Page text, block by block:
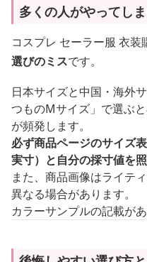
多くの人がやってし
コスプレ セーラー服 衣装
選びのミスです。
日本サイズと中国・海外
つものMサイズ」で選ぶ
が頻発します。
必ず商品ページのサイズ
実寸）と自分の採寸値を
また、商品画像はライテ
異なる場合があります。
カラーサンプルの記載が